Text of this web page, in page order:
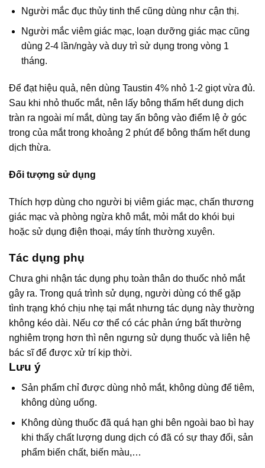
Người mắc đục thủy tinh thể cũng dùng như cận thị.
Người mắc viêm giác mạc, loạn dưỡng giác mạc cũng
dùng 2-4 lần/ngày và duy trì sử dụng trong vòng 1
tháng.
Để đạt hiệu quả, nên dùng Taustin 4% nhỏ 1-2 giọt vừa đủ.
Sau khi nhỏ thuốc mắt, nên lấy bông thấm hết dung dịch
tràn ra ngoài mí mắt, dùng tay ấn bông vào điểm lệ ở góc
trong của mắt trong khoảng 2 phút để bông thấm hết dung
dịch thừa.
Đối tượng sử dụng
Thích hợp dùng cho người bị viêm giác mạc, chấn thương
giác mạc và phòng ngừa khô mắt, mỏi mắt do khói bụi
hoặc sử dụng điện thoại, máy tính thường xuyên.
Tác dụng phụ
Chưa ghi nhận tác dụng phụ toàn thân do thuốc nhỏ mắt
gây ra. Trong quá trình sử dụng, người dùng có thể gặp
tình trạng khó chịu nhẹ tại mắt nhưng tác dụng này thường
không kéo dài. Nếu cơ thể có các phản ứng bất thường
nghiêm trọng hơn thì nên ngưng sử dụng thuốc và liên hệ
bác sĩ để được xử trí kịp thời.
Lưu ý
Sản phẩm chỉ được dùng nhỏ mắt, không dùng để tiêm,
không dùng uống.
Không dùng thuốc đã quá hạn ghi bên ngoài bao bì hay
khi thấy chất lượng dung dịch có đã có sự thay đổi, sản
phẩm biến chất, biến màu,…